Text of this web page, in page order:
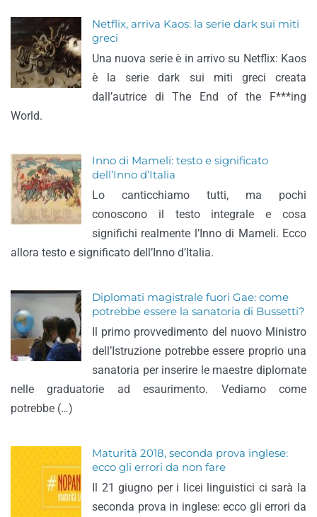
Netflix, arriva Kaos: la serie dark sui miti
greci
Una nuova serie è in arrivo su Netflix: Kaos
è la serie dark sui miti greci creata
dall’autrice di The End of the F***ing
World.
Inno di Mameli: testo e significato
dell’Inno d’Italia
Lo canticchiamo tutti, ma pochi
conoscono il testo integrale e cosa
significhi realmente l’Inno di Mameli. Ecco
allora testo e significato dell’Inno d’Italia.
Diplomati magistrale fuori Gae: come
potrebbe essere la sanatoria di Bussetti?
Il primo provvedimento del nuovo Ministro
dell’Istruzione potrebbe essere proprio una
sanatoria per inserire le maestre diplomate
nelle graduatorie ad esaurimento. Vediamo come
potrebbe (…)
Maturità 2018, seconda prova inglese:
ecco gli errori da non fare
Il 21 giugno per i licei linguistici ci sarà la
seconda prova in inglese: ecco gli errori da